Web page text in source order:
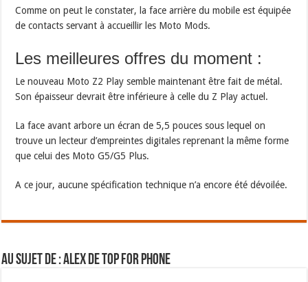
Comme on peut le constater, la face arrière du mobile est équipée
de contacts servant à accueillir les Moto Mods.
Les meilleures offres du moment :
Le nouveau Moto Z2 Play semble maintenant être fait de métal.
Son épaisseur devrait être inférieure à celle du Z Play actuel.
La face avant arbore un écran de 5,5 pouces sous lequel on
trouve un lecteur d’empreintes digitales reprenant la même forme
que celui des Moto G5/G5 Plus.
A ce jour, aucune spécification technique n’a encore été dévoilée.
Au sujet de : Alex de Top For Phone